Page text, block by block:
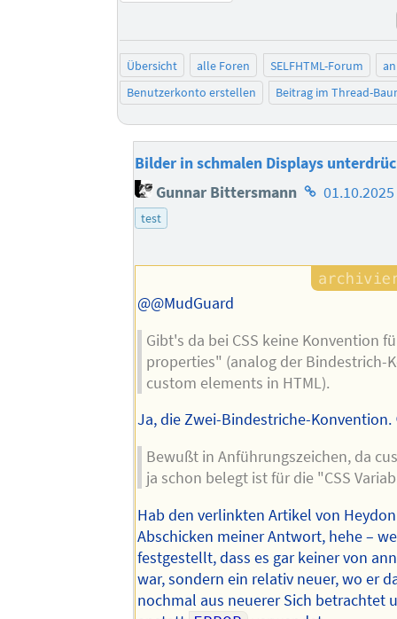
Übersicht alle Foren SELFHTML-Forum
Benutzerkonto erstellen
Beitrag im Thread-
Bilder in schmalen Displays
Gunnar Bittersmann Homepage
test
@@MudGuard
Gibt's da bei CSS keine Konvention
properties" (analog der Bindestrich-
custom elements in HTML).
Ja, die Zwei-Bindestriche-Konvention.
Bewußt in Anführungszeichen, da
ja schon belegt ist für die "CSS
Hab den verlinkten Artikel von
Abschicken meiner Antwort, hehe –
festgestellt, dass es gar keiner von
war, sondern ein relativ neuer, wo er
nochmal aus neuerer Sich betrachtet